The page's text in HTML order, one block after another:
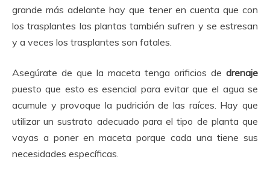
grande más adelante hay que tener en cuenta que con
los trasplantes las plantas también sufren y se estresan
y a veces los trasplantes son fatales.
Asegúrate de que la maceta tenga orificios de drenaje
puesto que esto es esencial para evitar que el agua se
acumule y provoque la pudrición de las raíces. Hay que
utilizar un sustrato adecuado para el tipo de planta que
vayas a poner en maceta porque cada una tiene sus
necesidades específicas.